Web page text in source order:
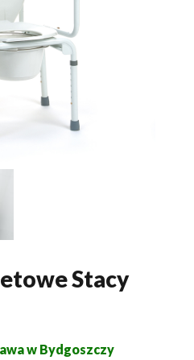
Stacy
w Bydgoszczy